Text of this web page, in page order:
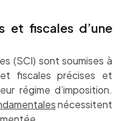
et fiscales d’une
(SCI) sont soumises à
fiscales précises et
régime d’imposition.
nécessitent